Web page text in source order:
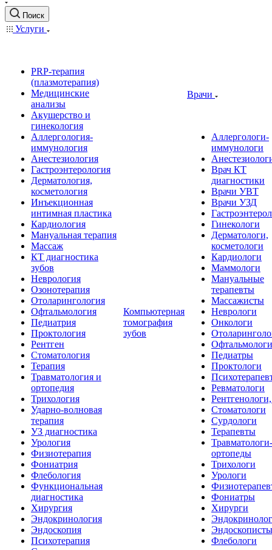
Поиск
Услуги
PRP-терапия
(плазмотерапия)
Медицинские
анализы
Акушерство и
гинекология
Аллергология-
иммунология
Анестезиология
Гастроэнтерология
Дерматология,
косметология
Инъекционная
интимная пластика
Кардиология
Мануальная терапия
Массаж
КТ диагностика
зубов
Неврология
Озонотерапия
Отоларингология
Офтальмология
Педиатрия
Проктология
Рентген
Стоматология
Терапия
Травматология и
ортопедия
Трихология
Ударно-волновая
терапия
УЗ диагностика
Урология
Физиотерапия
Фониатрия
Флебология
Функциональная
диагностика
Хирургия
Эндокринология
Эндоскопия
Психотерапия
Компьютерная
томография
зубов
Врачи
Аллергологи-
иммунологи
Врач КТ
диагностики
Врачи УВТ
Врачи УЗД
Гинекологи
Дерматологи,
косметологи
Кардиологи
Маммологи
Мануальные
терапевты
Массажисты
Неврологи
Онкологи
Офтальмологи
Педиатры
Проктологи
Ревматологи
Стоматологи
Сурдологи
Терапевты
Травматологи-
ортопеды
Трихологи
Урологи
Фониатры
Хирурги
Эндоскописты
Флебологи